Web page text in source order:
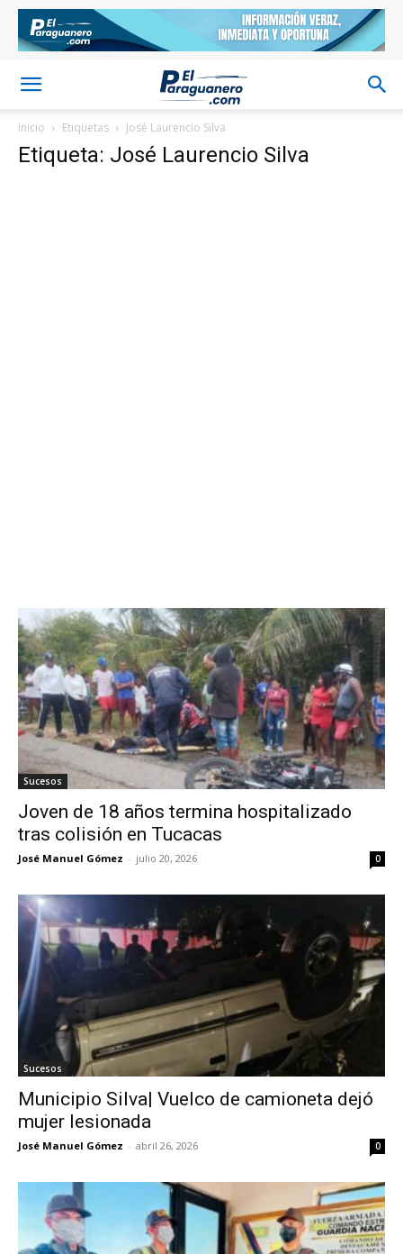
Inicio Etiquetas José Laurencio Silva
Etiqueta: José Laurencio Silva
Sucesos
Joven de 18 años termina hospitalizado
tras colisión en Tucacas
José Manuel Gómez - julio 20, 2026 0
Sucesos
Municipio Silva| Vuelco de camioneta dejó
mujer lesionada
José Manuel Gómez - abril 26, 2026 0